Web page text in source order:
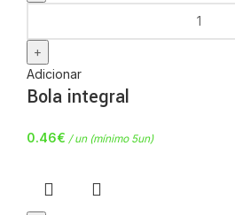
Adicionar
Bola integral
0.46€ / un (mínimo 5un)